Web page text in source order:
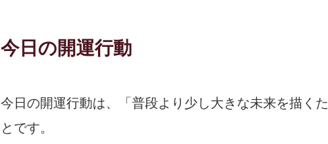
今日の開運行動
今日の開運行動は、「普段より少し大きな未来を描く
とです。